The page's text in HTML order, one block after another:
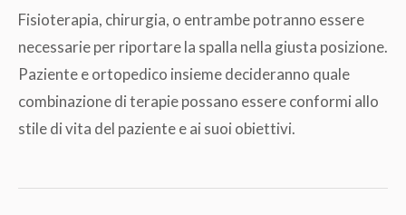
Fisioterapia, chirurgia, o entrambe potranno essere
necessarie per riportare la spalla nella giusta posizione.
Paziente e ortopedico insieme decideranno quale
combinazione di terapie possano essere conformi allo
stile di vita del paziente e ai suoi obiettivi.